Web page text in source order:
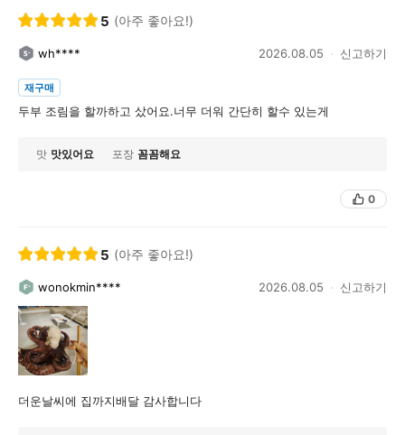
5 (아주 좋아요!)
wh**** 2026.08.05 신고하기
재구매
두부 조림을 할까하고 샀어요.너무 더워 간단히 할수 있는게
맛 맛있어요 포장 꼼꼼해요
0
5 (아주 좋아요!)
wonokmin**** 2026.08.05 신고하기
더운날씨에 집까지배달 감사합니다